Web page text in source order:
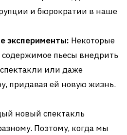
и бюрократии в наше
эксперименты: Некоторые
пьесы внедрить
или даже
придавая ей новую жизнь.
новый спектакль
Поэтому, когда мы